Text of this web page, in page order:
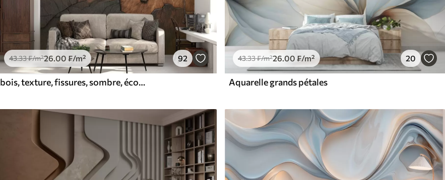
43.33₣/m²26.00 ₣/m² 92
bois, texture, fissures, sombre, écorce, surface
43.33₣/m²26.00 ₣/m² 20
Aquarelle grands pétales